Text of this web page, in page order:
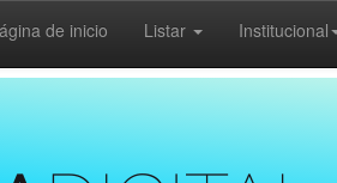
de inicio Listar Institucional